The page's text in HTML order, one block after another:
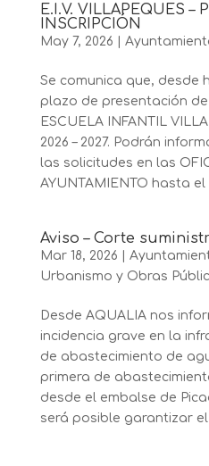
E.I.V. VILLAPEQUES –
INSCRIPCIÓN
May 7, 2026
Se comunica que, desde
plazo de presentación
ESCUELA INFANTIL
2026 – 2027. Podrán
las solicitudes en las
AYUNTAMIENTO hasta el
Aviso – Corte
Mar 18, 2026
Urbanismo y Obras
Desde AQUALIA nos
incidencia grave en la
de abastecimiento de
primera de
desde el embalse de
será posible garantizar el